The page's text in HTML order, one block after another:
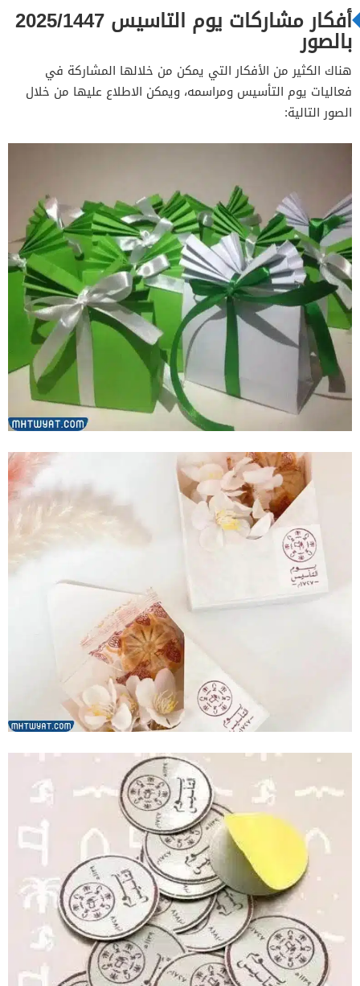
أفكار مشاركات يوم التاسيس 2025/1447
بالصور
هناك الكثير من الأفكار التي يمكن من خلالها المشاركة في
فعاليات يوم التأسيس ومراسمه، ويمكن الاطلاع عليها من خلال
الصور التالية: